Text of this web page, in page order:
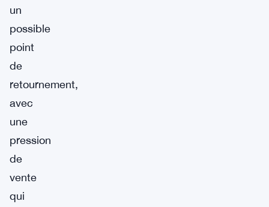
un
possible
point
de
retournement,
avec
une
pression
de
vente
qui